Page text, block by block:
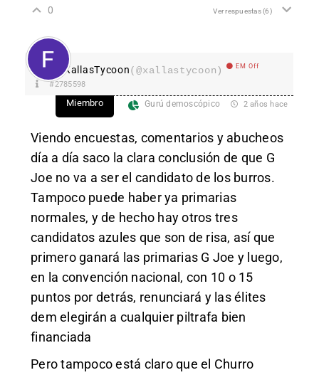
0 Ver respuestas(6)
XallasTycoon(@xallastycoon) EM Off
#2785598
Miembro Gurú demoscópico 2 años hace
Viendo encuestas, comentarios y abucheos
día a día saco la clara conclusión de que G
Joe no va a ser el candidato de los burros.
Tampoco puede haber ya primarias
normales, y de hecho hay otros tres
candidatos azules que son de risa, así que
primero ganará las primarias G Joe y luego,
en la convención nacional, con 10 o 15
puntos por detrás, renunciará y las élites
dem elegirán a cualquier piltrafa bien
financiada
Pero tampoco está claro que el Churro